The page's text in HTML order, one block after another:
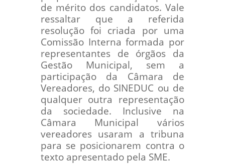
de mérito dos candidatos. Vale
ressaltar que a referida
resolução foi criada por uma
Comissão Interna formada por
representantes de órgãos da
Gestão Municipal, sem a
participação da Câmara de
Vereadores, do SINEDUC ou de
qualquer outra representação
da sociedade. Inclusive na
Câmara Municipal vários
vereadores usaram a tribuna
para se posicionarem contra o
texto apresentado pela SME.